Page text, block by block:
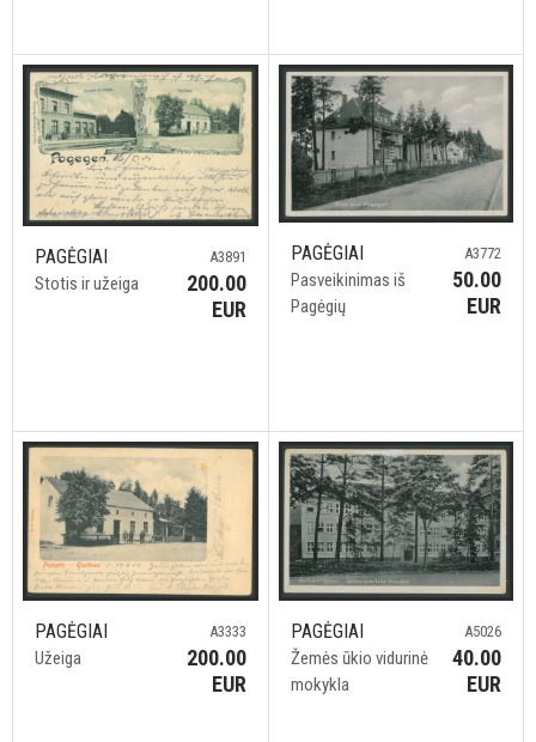
PAGĖGIAI
Stotis ir užeiga
A3891
200.00
EUR
PAGĖGIAI
Pasveikinimas iš
Pagėgių
A3772
50.00
EUR
PAGĖGIAI
Užeiga
A3333
200.00
EUR
PAGĖGIAI
Žemės ūkio vidurinė
mokykla
A5026
40.00
EUR